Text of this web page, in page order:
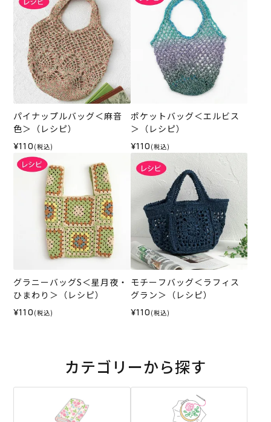
パイナップルバッグ＜麻音
色＞（レシピ）
¥110 (税込)
ポケットバッグ＜エルビス
＞（レシピ）
¥110 (税込)
グラニーバッグS＜星月夜・
ひまわり＞（レシピ）
¥110 (税込)
モチーフバッグ＜ラフィス
グラン＞（レシピ）
¥110 (税込)
カテゴリーから探す